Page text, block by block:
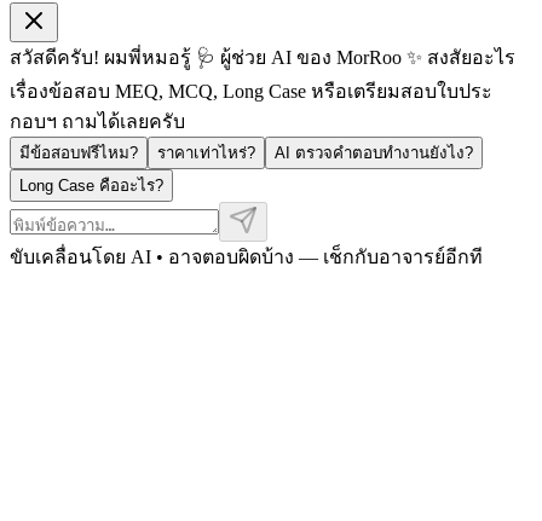
สวัสดีครับ! ผมพี่หมอรู้ 🩺 ผู้ช่วย AI ของ MorRoo ✨ สงสัยอะไร
เรื่องข้อสอบ MEQ, MCQ, Long Case หรือเตรียมสอบใบประ
กอบฯ ถามได้เลยครับ
มีข้อสอบฟรีไหม? ราคาเท่าไหร่?
AI ตรวจคำตอบทำงานยังไง?
Long Case คืออะไร?
ขับเคลื่อนโดย AI • อาจตอบผิดบ้าง — เช็กกับอาจารย์อีกที